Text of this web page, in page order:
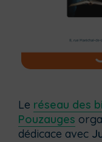
Le réseau des
Pouzauges
dédicace avec